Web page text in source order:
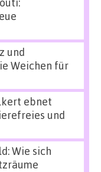
und
Weichen für
ebnet
und
Wie sich